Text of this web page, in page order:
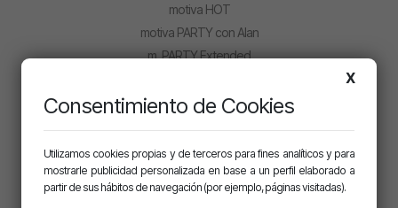
motiva HOT
motiva PARTY con Alan
m. PARTY Extended
Regístrate
X
Consentimiento de Cookies
Utilizamos cookies propias y de terceros para fines analíticos y para
mostrarle publicidad personalizada en base a un perfil elaborado a
partir de sus hábitos de navegación (por ejemplo, páginas visitadas).